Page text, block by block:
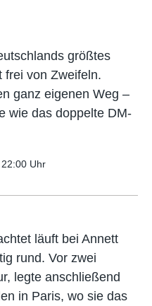
größtes
frei von Zweifeln.
ganz eigenen Weg –
wie das doppelte DM-
Uhr
läuft bei Annett
rund. Vor zwei
legte anschließend
in Paris, wo sie das